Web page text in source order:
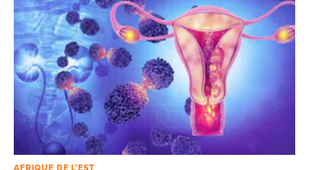
AFRIQUE DE L’EST